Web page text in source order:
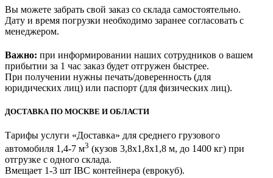
Вы можете забрать свой заказ со склада самостоятельно.
Дату и время погрузки необходимо заранее согласовать с
менеджером.
Важно: при информировании наших сотрудников о вашем
прибытии за 1 час заказ будет отгружен быстрее.
При получении нужны печать/доверенность (для
юридических лиц) или паспорт (для физических лиц).
ДОСТАВКА ПО МОСКВЕ И ОБЛАСТИ
Тарифы услуги «Доставка» для среднего грузового
автомобиля 1,4-7 м3 (кузов 3,8x1,8x1,8 м, до 1400 кг) при
отгрузке с одного склада.
Вмещает 1-3 шт IBC контейнера (еврокуб).